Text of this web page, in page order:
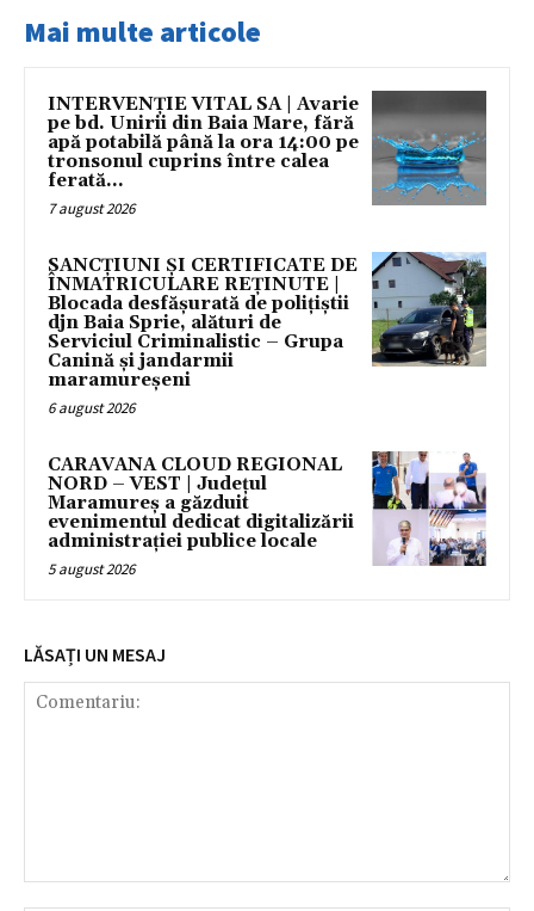
Mai multe articole
INTERVENȚIE VITAL SA | Avarie
pe bd. Unirii din Baia Mare, fără
apă potabilă până la ora 14:00 pe
tronsonul cuprins între calea
ferată...
7 august 2026
SANCȚIUNI ȘI CERTIFICATE DE
ÎNMATRICULARE REȚINUTE |
Blocada desfășurată de polițiștii
djn Baia Sprie, alături de
Serviciul Criminalistic – Grupa
Canină și jandarmii
maramureșeni
6 august 2026
CARAVANA CLOUD REGIONAL
NORD – VEST | Județul
Maramureș a găzduit
evenimentul dedicat digitalizării
administrației publice locale
5 august 2026
LĂSAȚI UN MESAJ